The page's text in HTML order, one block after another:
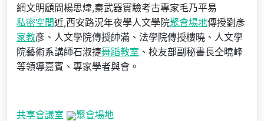
網文明顧問楊思煒,秦武器實驗考古專家毛乃平易
私密空間近,西安路況年夜學人文學院聚會場地傳授劉彥
家教彥、人文學院傳授帥滿、法學院傳授樓曉、人文學
院藝術系講師石淑捷舞蹈教室 、校友部副秘書長仝曉峰
等領導嘉賓、專家學者與會。
共享會議室 聚會場地